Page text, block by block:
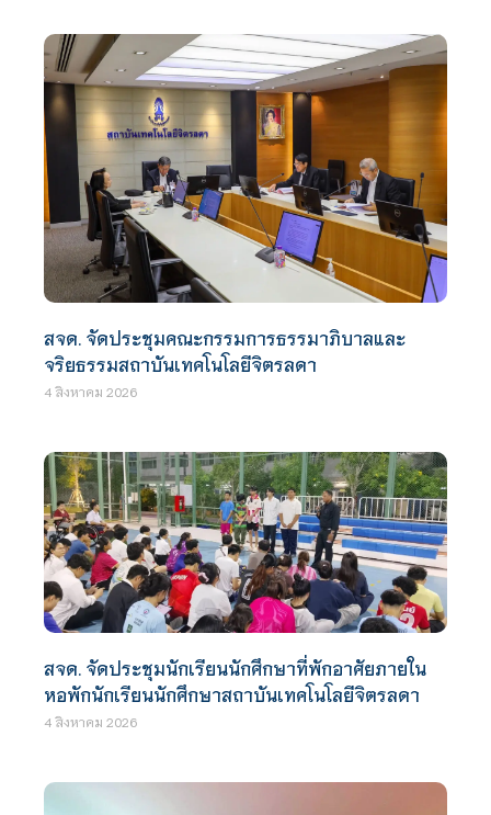
สจด. จัดประชุมคณะกรรมการธรรมาภิบาลและ
จริยธรรมสถาบันเทคโนโลยีจิตรลดา
4 สิงหาคม 2026
สจด. จัดประชุมนักเรียนนักศึกษาที่พักอาศัยภายใน
หอพักนักเรียนนักศึกษาสถาบันเทคโนโลยีจิตรลดา
4 สิงหาคม 2026